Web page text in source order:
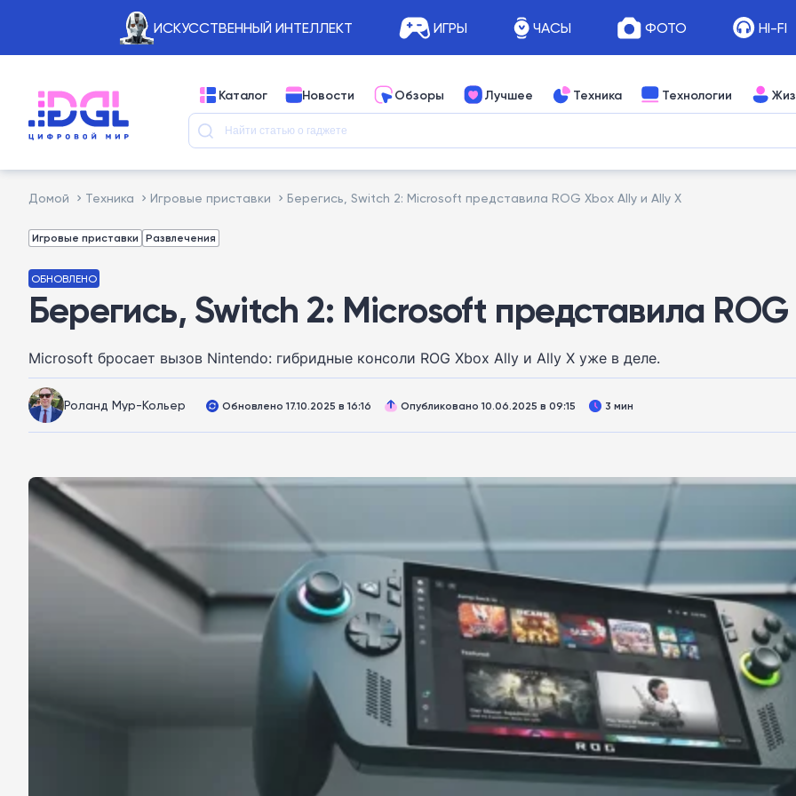
ИСКУССТВЕННЫЙ ИНТЕЛЛЕКТ ИГРЫ ЧАСЫ ФОТО HI-FI
Каталог Новости Обзоры Лучшее Техника Технологии
Домой Техника Игровые приставки Берегись, Switch 2: Microsoft представила ROG Xbox Ally и Ally X
Игровые приставки Развлечения
ОБНОВЛЕНО
Берегись, Switch 2: Microsoft представила
Microsoft бросает вызов Nintendo: гибридные консоли ROG Xbox Ally и Ally X уже в деле.
Роланд Мур-Кольер Обновлено 17.10.2025 в 16:16 Опубликовано 10.06.2025 в 09:15 3 мин